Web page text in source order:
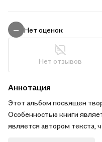
— Нет оценок
Нет отзывов
Аннотация
Этот альбом посвящен
Особенностью книги
является автором текста,